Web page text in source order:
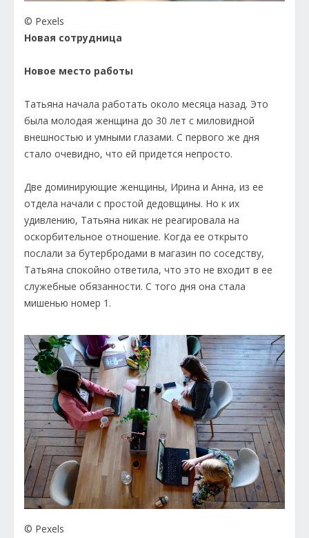
© Pexels
Новая сотрудница
Новое место работы
Татьяна начала работать около месяца назад. Это
была молодая женщина до 30 лет с миловидной
внешностью и умными глазами. С первого же дня
стало очевидно, что ей придется непросто.
Две доминирующие женщины, Ирина и Анна, из ее
отдела начали с простой дедовщины. Но к их
удивлению, Татьяна никак не реагировала на
оскорбительное отношение. Когда ее открыто
послали за бутербродами в магазин по соседству,
Татьяна спокойно ответила, что это не входит в ее
служебные обязанности. С того дня она стала
мишенью номер 1.
© Pexels